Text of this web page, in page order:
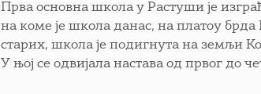
Прва основна школа у Растуши је
на коме је школа данас, на платоу
старих, школа је подигнута на земљи
У њој се одвијала настава од првог до